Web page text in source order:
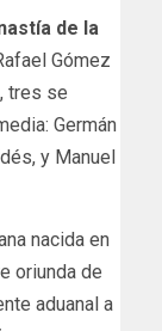
de la
Gómez
tres se
Germán
y Manuel
nacida en
oriunda de
aduanal a